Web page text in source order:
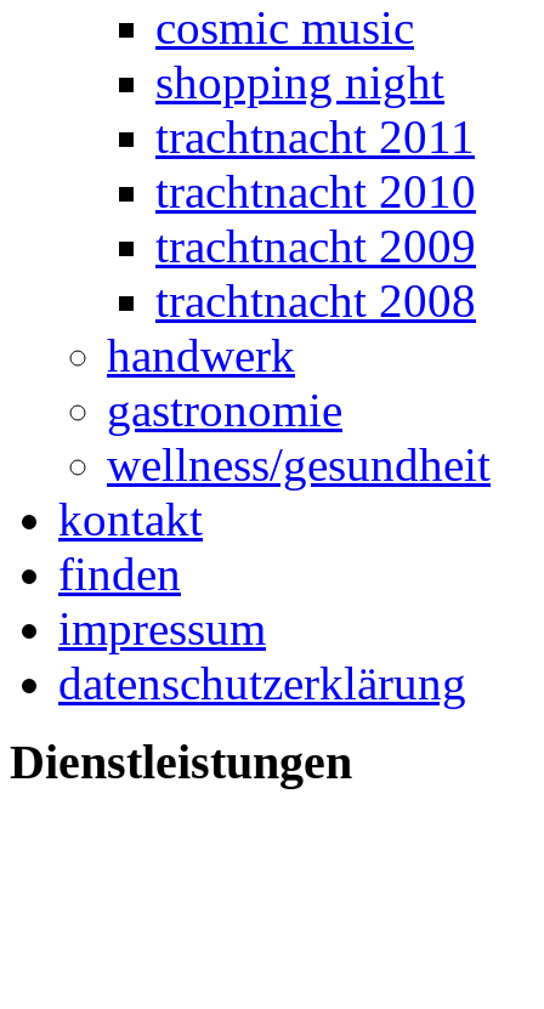
cosmic music
shopping night
trachtnacht 2011
trachtnacht 2010
trachtnacht 2009
trachtnacht 2008
handwerk
gastronomie
wellness/gesundheit
kontakt
finden
impressum
datenschutzerklärung
Dienstleistungen